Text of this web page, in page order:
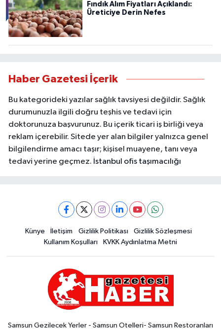
Fındık Alım Fiyatları Açıklandı:
Üreticiye Derin Nefes
Haber Gazetesi İçerik
Bu kategorideki yazılar sağlık tavsiyesi değildir. Sağlık
durumunuzla ilgili doğru teşhis ve tedavi için
doktorunuza başvurunuz. Bu içerik ticari iş birliği veya
reklam içerebilir. Sitede yer alan bilgiler yalnızca genel
bilgilendirme amacı taşır; kişisel muayene, tanı veya
tedavi yerine geçmez. İstanbul ofis taşımacılığı
Künye İletişim Gizlilik Politikası
Gizlilik Sözleşmesi
Kullanım Koşulları
KVKK Aydınlatma Metni
Samsun Gezilecek Yerler - Samsun Otelleri- Samsun Restoranları